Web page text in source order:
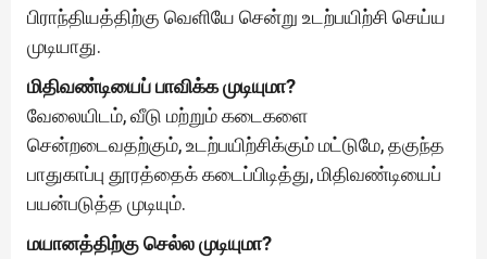
பிராந்தியத்திற்கு வெளியே சென்று உடற்பயிற்சி செய்ய
முடியாது.
மிதிவண்டியைப் பாவிக்க முடியுமா?
வேலையிடம், வீடு மற்றும் கடைகளை
சென்றடைவதற்கும், உடற்பயிற்சிக்கும் மட்டுமே, தகுந்த
பாதுகாப்பு தூரத்தைக் கடைப்பிடித்து, மிதிவண்டியைப்
பயன்படுத்த முடியும்.
மயானத்திற்கு செல்ல முடியுமா?